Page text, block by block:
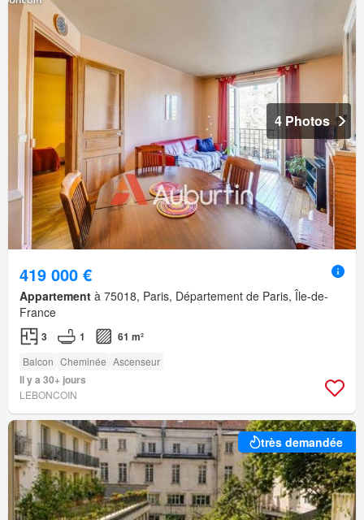
4 Photos
419 000 €
Appartement à 75018, Paris, Département de Paris, Île-de-
France
3 1 61 m²
Balcon Cheminée Ascenseur
Il y a 30+ jours
LEBONCOIN
très demandée